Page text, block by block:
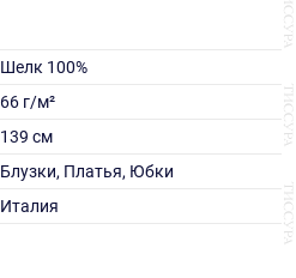
Шелк 100%
66 г/м²
139 см
Блузки, Платья, Юбки
Италия